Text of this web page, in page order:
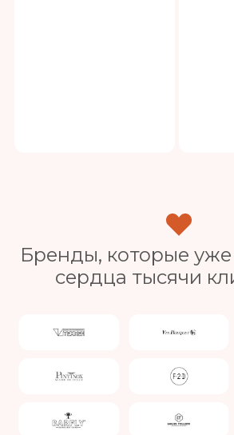
Бренды, которые уже
сердца тысячи